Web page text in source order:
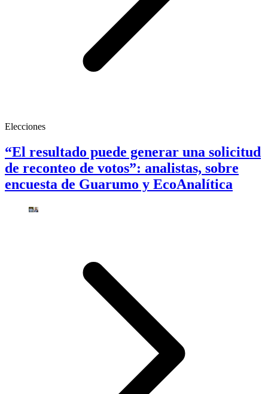
Elecciones
“El resultado puede generar una solicitud
de reconteo de votos”: analistas, sobre
encuesta de Guarumo y EcoAnalítica